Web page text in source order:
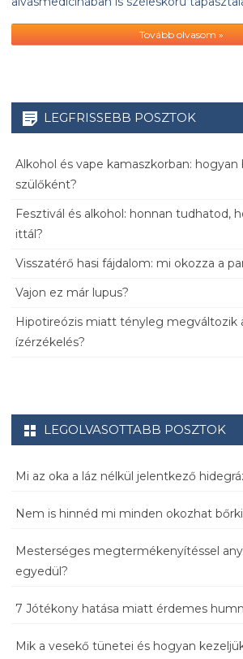
Tovább olvasom »
LEGFRISSEBB POSZTOK
Alkohol és vape kamaszkorban: hogyan
szülőként?
Fesztivál és alkohol: honnan tudhatod,
ittál?
Visszatérő hasi fájdalom: mi okozza a
Vajon ez már lupus?
Hipotireózis miatt tényleg megváltozik
ízérzékelés?
LEGOLVASOTTABB POSZTOK
Mi az oka a láz nélkül jelentkező
Nem is hinnéd mi minden okozhat
Mesterséges megtermékenyítéssel
egyedül?
7 Jótékony hatása miatt érdemes
Mik a vesekő tünetei és hogyan